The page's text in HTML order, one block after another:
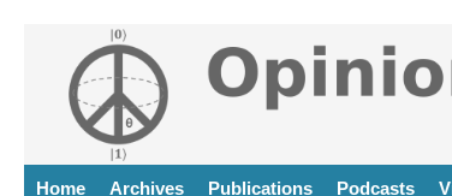
Home Archives Publications Podcasts